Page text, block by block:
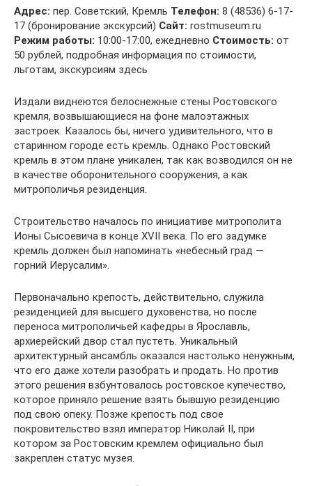
Адрес: пер. Советский, Кремль Телефон: 8 (48536) 6-17-
17 (бронирование экскурсий) Сайт: rostmuseum.ru
Режим работы: 10:00-17:00, ежедневно Стоимость: от
50 рублей, подробная информация по стоимости,
льготам, экскурсиям здесь
Издали виднеются белоснежные стены Ростовского
кремля, возвышающиеся на фоне малоэтажных
застроек. Казалось бы, ничего удивительного, что в
старинном городе есть кремль. Однако Ростовский
кремль в этом плане уникален, так как возводился он не
в качестве оборонительного сооружения, а как
митрополичья резиденция.
Строительство началось по инициативе митрополита
Ионы Сысоевича в конце XVII века. По его задумке
кремль должен был напоминать «небесный град —
горний Иерусалим».
Первоначально крепость, действительно, служила
резиденцией для высшего духовенства, но после
переноса митрополичьей кафедры в Ярославль,
архиерейский двор стал пустеть. Уникальный
архитектурный ансамбль оказался настолько ненужным,
что его даже хотели разобрать и продать. Но против
этого решения взбунтовалось ростовское купечество,
которое приняло решение взять бывшую резиденцию
под свою опеку. Позже крепость под свое
покровительство взял император Николай II, при
котором за Ростовским кремлем официально был
закреплен статус музея.